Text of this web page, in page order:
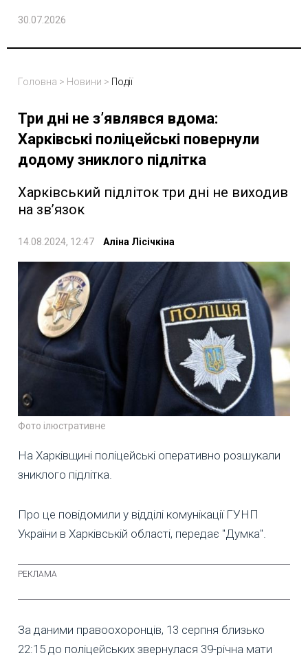
30.07.2026
Головна > Новини > Події
Три дні не з’являвся вдома:
Харківські поліцейські повернули
додому зниклого підлітка
Харківський підліток три дні не виходив
на зв’язок
14.08.2024, 12:47 Аліна Лісічкіна
Фото ілюстративне
На Харківщині поліцейські оперативно розшукали
зниклого підлітка.
Про це повідомили у відділі комунікації ГУНП
України в Харківській області, передає "Думка".
За даними правоохоронців, 13 серпня близько
22:15 до поліцейських звернулася 39-річна мати